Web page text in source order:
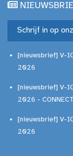
Schrijf in op
[nieuwsbrief] V-
2026
[nieuwsbrief] V-
2026 -
[nieuwsbrief] V-
2026